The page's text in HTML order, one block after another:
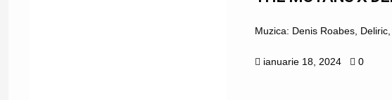
Muzica: Denis Roabes,
ianuarie 18, 2024 0